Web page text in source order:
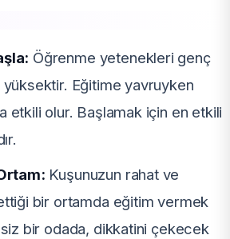
Öğrenme yetenekleri genç
Eğitime yavruyken
etkili olur. Başlamak için en etkili
Kuşunuzun rahat ve
bir ortamda eğitim vermek
bir odada, dikkatini çekecek